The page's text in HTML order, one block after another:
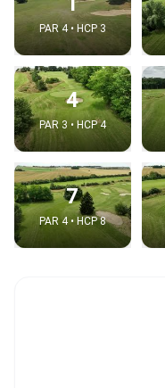
PAR 4 • HCP 3
4
PAR 3 • HCP 4
7
PAR 4 • HCP 8